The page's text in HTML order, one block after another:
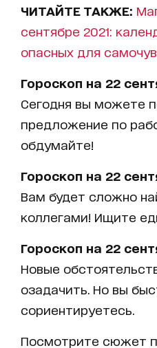
ЧИТАЙТЕ ТАКЖЕ:
сентябре 2021:
опасных для
Гороскоп на 22
Сегодня вы можете
предложение по
обдумайте!
Гороскоп на 22
Вам будет сложно
коллегами! Ищите
Гороскоп на 22
Новые
озадачить. Но вы
сориентируетесь.
Посмотрите сюжет